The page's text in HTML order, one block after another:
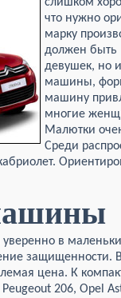
что нужно
марку
должен быть
девушек, но
машины,
машину
многие
Малютки
Среди
в
защищенности.
цена. К
206, Opel